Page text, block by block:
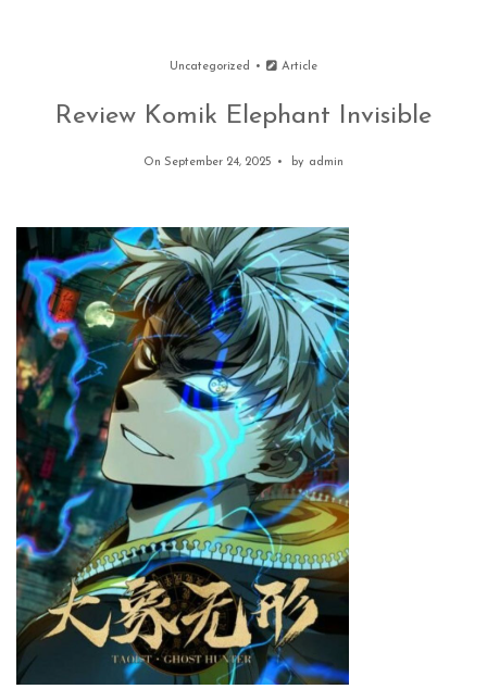
Uncategorized Article
Review Komik Elephant Invisible
On September 24, 2025 by admin